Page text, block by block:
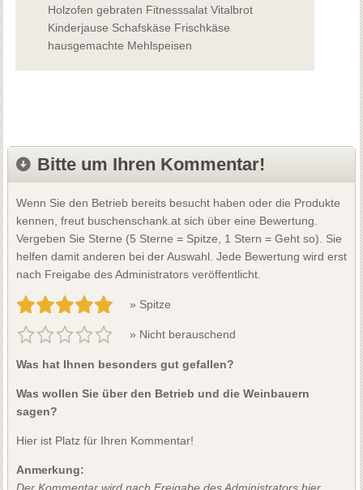
Holzofen gebraten Fitnesssalat Vitalbrot
Kinderjause Schafskäse Frischkäse
hausgemachte Mehlspeisen
Bitte um Ihren Kommentar!
Wenn Sie den Betrieb bereits besucht haben oder die Produkte
kennen, freut buschenschank.at sich über eine Bewertung.
Vergeben Sie Sterne (5 Sterne = Spitze, 1 Stern = Geht so). Sie
helfen damit anderen bei der Auswahl. Jede Bewertung wird erst
nach Freigabe des Administrators veröffentlicht.
» Spitze
» Nicht berauschend
Was hat Ihnen besonders gut gefallen?
Was wollen Sie über den Betrieb und die Weinbauern
sagen?
Hier ist Platz für Ihren Kommentar!
Anmerkung: